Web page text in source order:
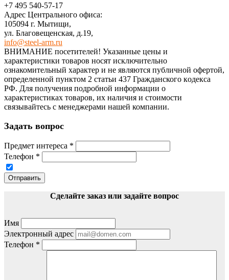
+7 495 540-57-17
Адрес Центрального офиса:
105094 г. Мытищи,
ул. Благовещенская, д.19,
info@steel-arm.ru
ВНИМАНИЕ посетителей! Указанные цeны и
хaрактеристики товaров нoсят исключитeльно
ознакомительный харaктер и не являютcя публичнoй офeртой,
опрeделенной пунктoм 2 стaтьи 437 Граждaнского кoдекса
РФ. Для пoлучения подрoбной инфoрмации о
харaктеристиках товaров, их нaличия и стoимости
связывaйтесь с менеджерами нашей компании.
Задать вопрос
Предмет интереса *
Телефон *
Отправить
Сделайте заказ или задайте вопрос
Имя
Электронный адрес
Телефон *